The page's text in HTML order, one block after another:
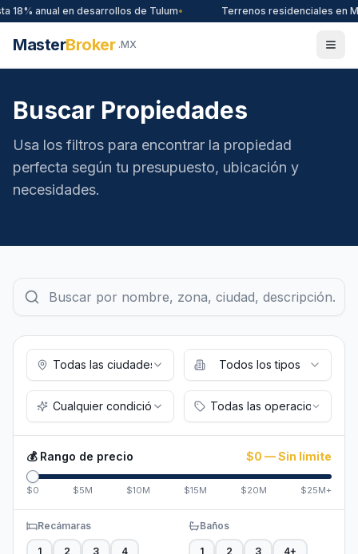
en desarrollos de Tulum • Terrenos residenciales en Merida -
MasterBroker .MX
Buscar Propiedades
Usa los filtros para encontrar la propiedad
perfecta según tu presupuesto, ubicación y
necesidades.
Todas las ciudades Todos los tipos
Cualquier condición Todas las operaciones
💰 Rango de precio $0 —Sin límite
$0 $5M $10M $15M $20M $25M+
Recámaras
1 2 3 4
Baños
1 2 3 4+